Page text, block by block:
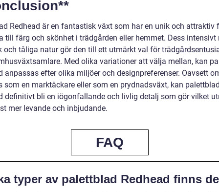
Redhead är en fantastisk växt som har en unik och attraktiv
till färg och skönhet i trädgården eller hemmet. Dess intensivt
och tåliga natur gör den till ett utmärkt val för
Med olika variationer att välja mellan, kan
anpassas efter olika miljöer och designpreferenser. Oavsett
som en marktäckare eller som en prydnadsväxt, kan
definitivt bli en iögonfallande och livlig detalj som gör vilket
mer levande och inbjudande.
FAQ
typer av palettblad Redhead finns